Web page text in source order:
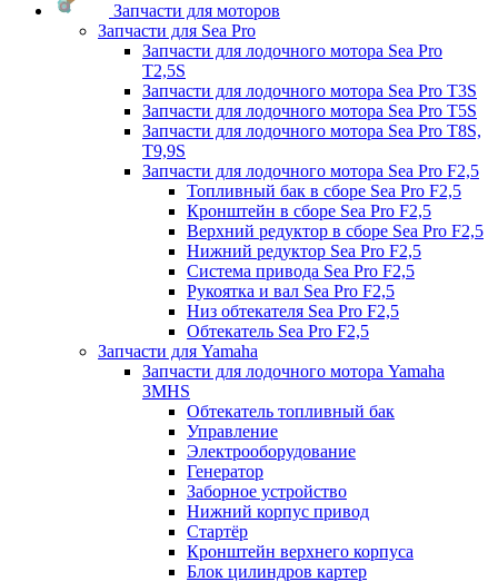
Запчасти для моторов
Запчасти для Sea Pro
Запчасти для лодочного мотора Sea Pro
Т2,5S
Запчасти для лодочного мотора Sea Pro Т3S
Запчасти для лодочного мотора Sea Pro Т5S
Запчасти для лодочного мотора Sea Pro Т8S,
T9,9S
Запчасти для лодочного мотора Sea Pro F2,5
Топливный бак в сборе Sea Pro F2,5
Кронштейн в сборе Sea Pro F2,5
Верхний редуктор в сборе Sea Pro F2,5
Нижний редуктор Sea Pro F2,5
Система привода Sea Pro F2,5
Рукоятка и вал Sea Pro F2,5
Низ обтекателя Sea Pro F2,5
Обтекатель Sea Pro F2,5
Запчасти для Yamaha
Запчасти для лодочного мотора Yamaha
3MHS
Обтекатель топливный бак
Управление
Электрооборудование
Генератор
Заборное устройство
Нижний корпус привод
Стартёр
Кронштейн верхнего корпуса
Блок цилиндров картер